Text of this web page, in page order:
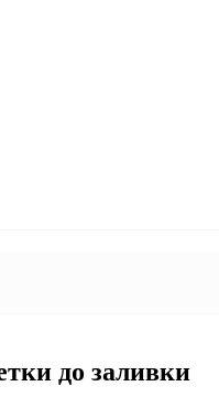
до заливки